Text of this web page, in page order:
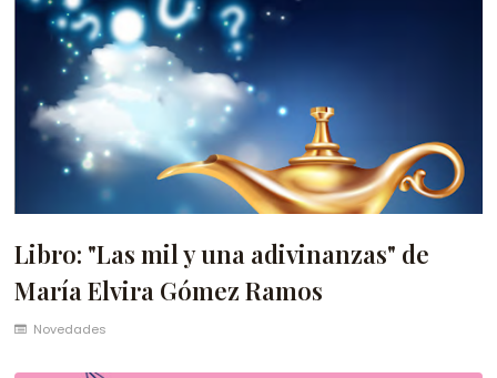
Libro: "Las mil y una adivinanzas" de
María Elvira Gómez Ramos
Novedades